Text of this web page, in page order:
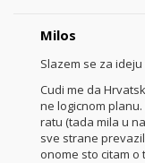
Milos
Slazem se za
Cudi me da
ne logicnom
ratu (tada mila u
sve strane
onome sto citam o